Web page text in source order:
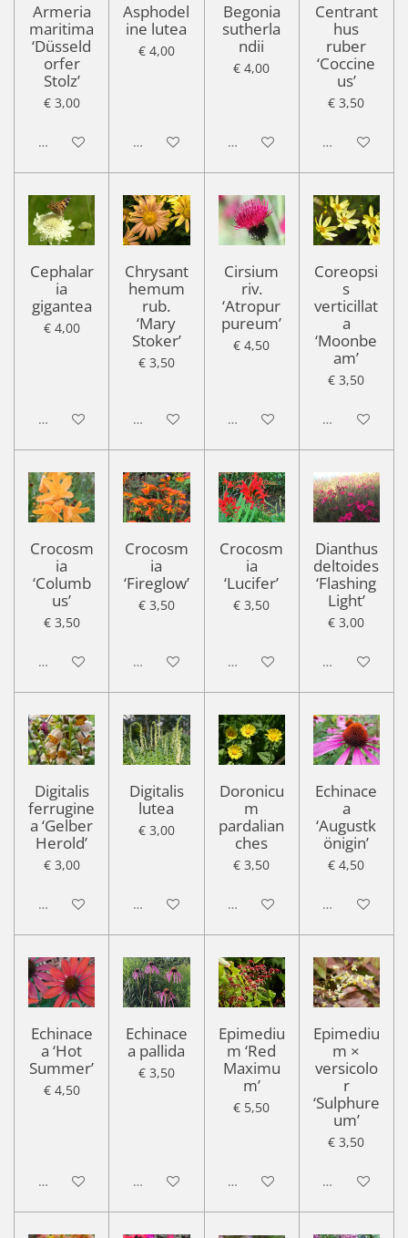
Armeria
maritima
‘Düsseld
orfer
Stolz’
€ 3,00
Uitgeschakeld
Asphodel
ine lutea
€ 4,00
Uitgeschakeld
Begonia
sutherla
ndii
€ 4,00
Uitgeschakeld
Centrant
hus
ruber
‘Coccine
us’
€ 3,50
Uitgeschakeld
Cephalar
ia
gigantea
€ 4,00
Uitgeschakeld
Chrysant
hemum
rub.
‘Mary
Stoker’
€ 3,50
Uitgeschakeld
Cirsium
riv.
‘Atropur
pureum’
€ 4,50
Uitgeschakeld
Coreopsi
s
verticillat
a
‘Moonbe
am’
€ 3,50
Uitgeschakeld
Crocosm
ia
‘Columb
us’
€ 3,50
Uitgeschakeld
Crocosm
ia
‘Fireglow’
€ 3,50
Uitgeschakeld
Crocosm
ia
‘Lucifer’
€ 3,50
Uitgeschakeld
Dianthus
deltoides
‘Flashing
Light’
€ 3,00
Uitgeschakeld
Digitalis
ferrugine
a ‘Gelber
Herold’
€ 3,00
Uitgeschakeld
Digitalis
lutea
€ 3,00
Uitgeschakeld
Doronicu
m
pardalian
ches
€ 3,50
Uitgeschakeld
Echinace
a
‘Augustk
önigin’
€ 4,50
Uitgeschakeld
Echinace
a ‘Hot
Summer’
€ 4,50
Uitgeschakeld
Echinace
a pallida
€ 3,50
Uitgeschakeld
Epimediu
m ‘Red
Maximu
m’
€ 5,50
Uitgeschakeld
Epimediu
m ×
versicolo
r
‘Sulphure
um’
€ 3,50
Uitgeschakeld